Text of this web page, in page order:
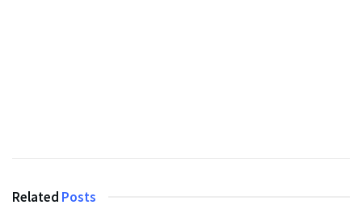
Related Posts